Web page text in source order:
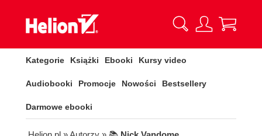
Kategorie Książki Ebooki Kursy video
Audiobooki Promocje Nowości Bestsellery
Darmowe ebooki